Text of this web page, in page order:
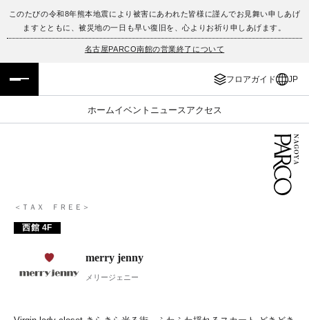
このたびの令和8年熊本地震により被害にあわれた皆様に謹んでお見舞い申しあげ
ますとともに、被災地の一日も早い復旧を、心よりお祈り申しあげます。
名古屋PARCO南館の営業終了について
フロアガイド JP
ホームイベント ニュース アクセス
フロアガイド
イベント・ポップアップ
TAX FREE
PARCOメンバーズ
ENGLISH
日本語
＜ＴＡＸ ＦＲＥＥ＞
西館 4F
merry jenny
メリージェニー